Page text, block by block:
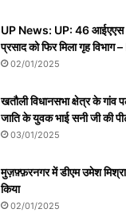
UP News: UP: 46
प्रसाद को फिर मिला गृह विभाग
02/01/2025
खतौली विधानसभा क्षेत्र के गांव
जाति के युवक भाई सनी जी की
03/01/2025
मुज़फ़्फ़रनगर में डीएम उमेश
किया
02/01/2025